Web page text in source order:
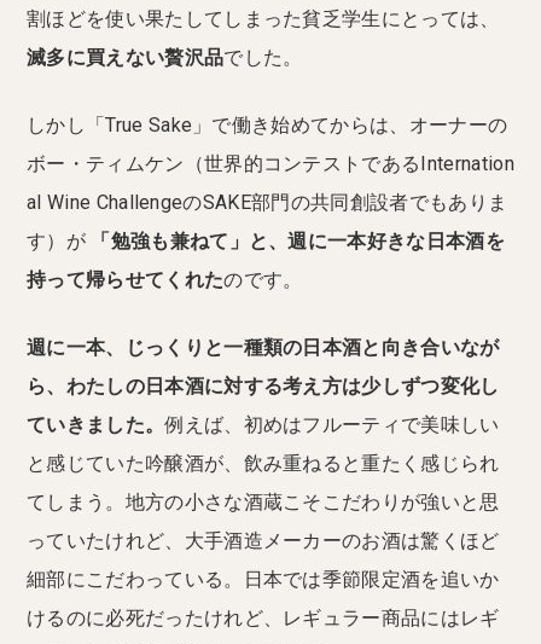
割ほどを使い果たしてしまった貧乏学生にとっては、
滅多に買えない贅沢品でした。
しかし「True Sake」で働き始めてからは、オーナーの
ボー・ティムケン（世界的コンテストであるInternation
al Wine ChallengeのSAKE部門の共同創設者でもありま
す）が
「勉強も兼ねて」と、週に一本好きな日本酒を
持って帰らせてくれたのです。
週に一本、じっくりと一種類の日本酒と向き合いなが
ら、わたしの日本酒に対する考え方は少しずつ変化し
ていきました。例えば、初めはフルーティで美味しい
と感じていた吟醸酒が、飲み重ねると重たく感じられ
てしまう。地方の小さな酒蔵こそこだわりが強いと思
っていたけれど、大手酒造メーカーのお酒は驚くほど
細部にこだわっている。日本では季節限定酒を追いか
けるのに必死だったけれど、レギュラー商品にはレギ